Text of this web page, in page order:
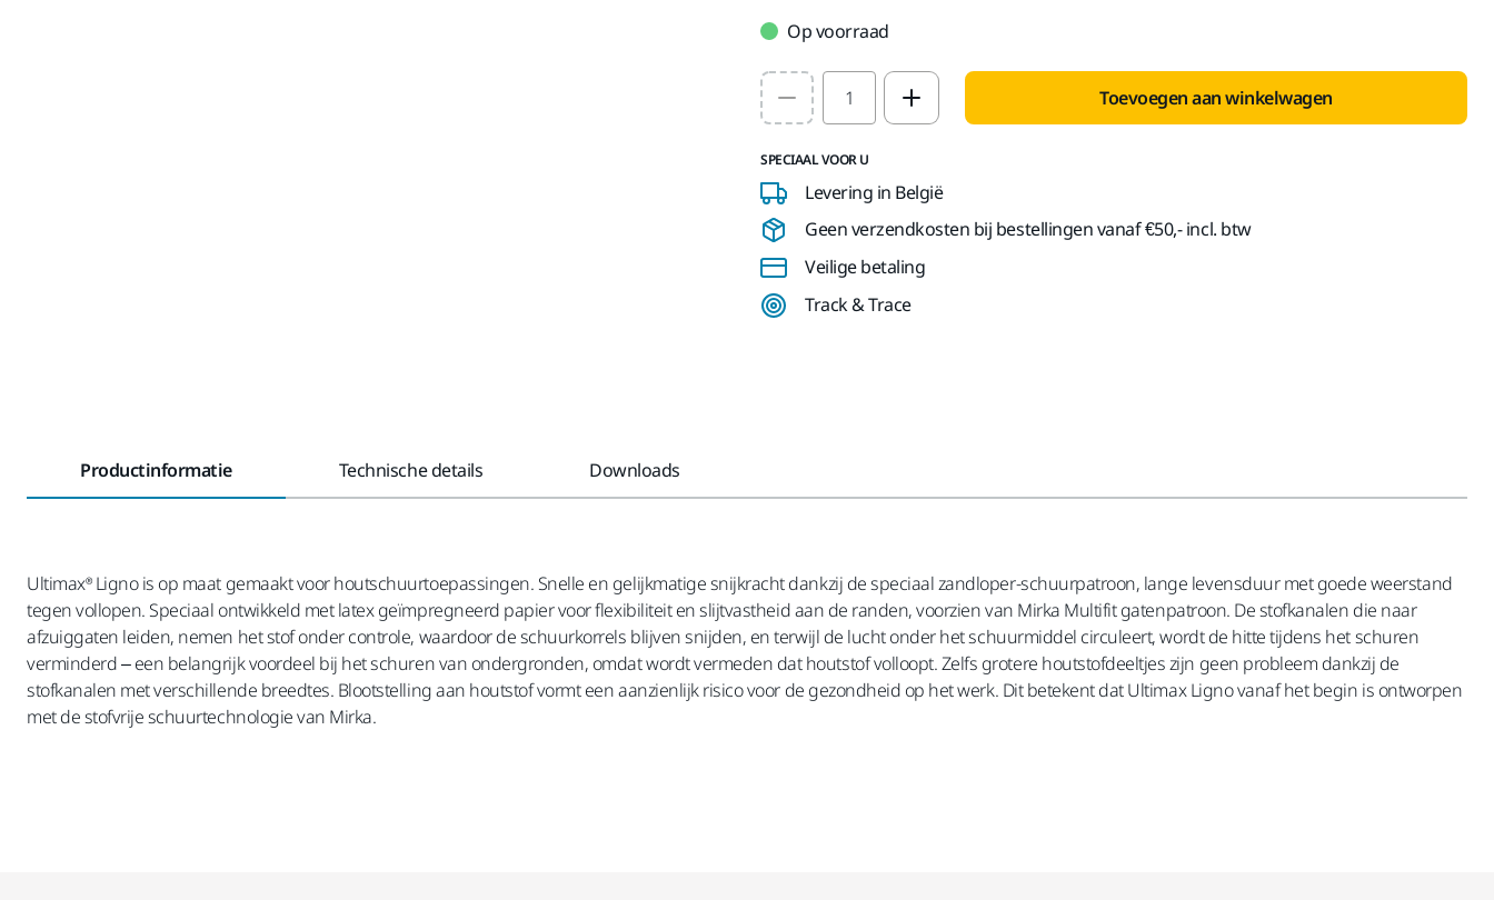
Op voorraad
Select quantity value Toevoegen aan winkelwagen
SPECIAAL VOOR U
Levering in België
Geen verzendkosten bij bestellingen vanaf €50,- incl. btw
Veilige betaling
Track & Trace
Productinformatie Technische details Downloads
Ultimax® Ligno is op maat gemaakt voor houtschuurtoepassingen. Snelle en gelijkmatige snijkracht dankzij de speciaal zandloper-schuurpatroon, lange levensduur met goede weerstand
tegen vollopen. Speciaal ontwikkeld met latex geïmpregneerd papier voor flexibiliteit en slijtvastheid aan de randen, voorzien van Mirka Multifit gatenpatroon. De stofkanalen die naar
afzuiggaten leiden, nemen het stof onder controle, waardoor de schuurkorrels blijven snijden, en terwijl de lucht onder het schuurmiddel circuleert, wordt de hitte tijdens het schuren
verminderd – een belangrijk voordeel bij het schuren van ondergronden, omdat wordt vermeden dat houtstof volloopt. Zelfs grotere houtstofdeeltjes zijn geen probleem dankzij de
stofkanalen met verschillende breedtes. Blootstelling aan houtstof vormt een aanzienlijk risico voor de gezondheid op het werk. Dit betekent dat Ultimax Ligno vanaf het begin is ontworpen
met de stofvrije schuurtechnologie van Mirka.